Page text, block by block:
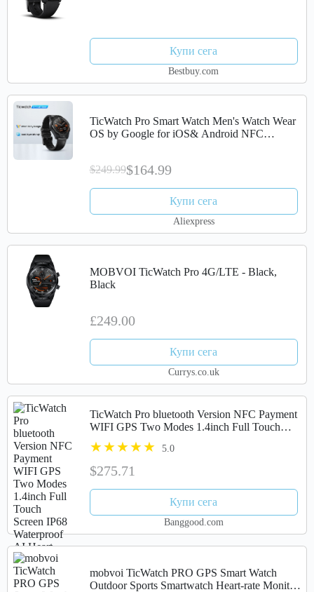
Купи сега
Bestbuy.com
TicWatch Pro Smart Watch Men's Watch Wear
OS by Google for iOS& Android NFC
$249.99$164.99
Купи сега
Aliexpress
MOBVOI TicWatch Pro 4G/LTE - Black,
Black
£249.00
Купи сега
Currys.co.uk
TicWatch Pro bluetooth Version NFC Payment
WIFI GPS Two Modes 1.4inch Full Touch
Screen IP68 Waterproof AI Heart Rate Monitor
Smart Watch
5.0
$275.71
Купи сега
Banggood.com
mobvoi TicWatch PRO GPS Smart Watch
Outdoor Sports Smartwatch Heart-rate Monitor